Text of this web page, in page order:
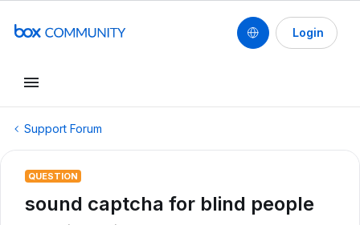
Login
Support Forum
QUESTION
sound captcha for blind people